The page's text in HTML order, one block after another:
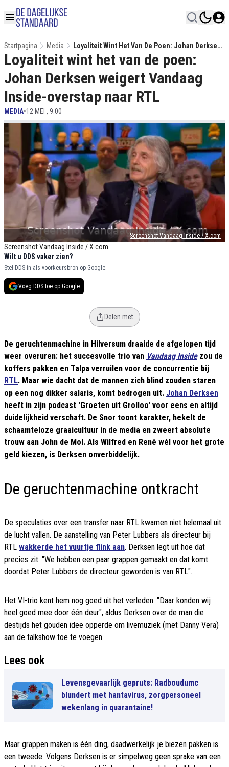
Startpagina Media
Loyaliteit Wint Het Van De Poen: Johan Derksen
Weigert Vandaag Inside-Overstap Naar RTL
Screenshot Vandaag Inside / X.com
Screenshot Vandaag Inside / X.com
Loyaliteit wint het van de poen:
Johan Derksen weigert Vandaag
Inside-overstap naar RTL
MEDIA•12 MEI , 9:00
Wilt u DDS vaker zien?
Stel DDS in als voorkeursbron op Google.
Voeg DDS toe op Google
Delen met
De geruchtenmachine in Hilversum draaide de afgelopen tijd
weer overuren: het succesvolle trio van Vandaag Insidezou de
koffers pakken en Talpa verruilen voor de concurrentie bij
RTL. Maar wie dacht dat de mannen zich blind zouden staren
op een nog dikker salaris, komt bedrogen uit. Johan Derksen
heeft in zijn podcast 'Groeten uit Grolloo' voor eens en altijd
duidelijkheid verschaft. De Snor toont karakter, hekelt de
schaamteloze graaicultuur in de media en zweert absolute
trouw aan John de Mol. Als Wilfred en René wél voor het grote
geld kiezen, is Derksen onverbiddelijk.
De geruchtenmachine ontkracht
De speculaties over een transfer naar RTL kwamen niet helemaal uit
de lucht vallen. De aanstelling van Peter Lubbers als directeur bij
RTL wakkerde het vuurtje flink aan. Derksen legt uit hoe dat
precies zit: "We hebben een paar grappen gemaakt en dat komt
doordat Peter Lubbers de directeur geworden is van RTL".
Het VI-trio kent hem nog goed uit het verleden. "Daar konden wij
heel goed mee door één deur", aldus Derksen over de man die
destijds het gouden idee opperde om livemuziek (met Danny Vera)
aan de talkshow toe te voegen.
Lees ook
Levensgevaarlijk gepruts: Radboudumc
blundert met hantavirus, zorgpersoneel
wekenlang in quarantaine!
Maar grappen maken is één ding, daadwerkelijk je biezen pakken is
een tweede. Volgens Derksen is er simpelweg geen sprake van een